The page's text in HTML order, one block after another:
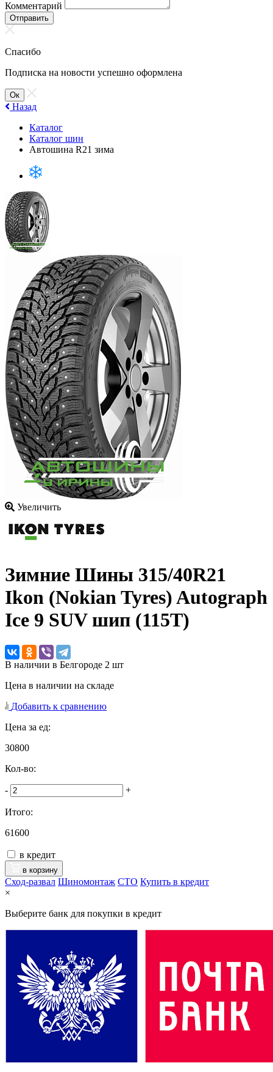
Комментарий
Отправить
Спасибо
Подписка на новости успешно оформлена
Ок
Назад
Каталог
Каталог шин
Автошина R21 зима
Увеличить
Зимние Шины 315/40R21
Ikon (Nokian Tyres) Autograph
Ice 9 SUV шип (115T)
В наличии в Белгороде 2 шт
Цена в наличии на складе
Добавить к сравнению
Цена за ед:
30800
Кол-во:
- +
Итого:
61600
в кредит
в корзину
Сход-развал Шиномонтаж CTO Купить в кредит
×
Выберите банк для покупки в кредит